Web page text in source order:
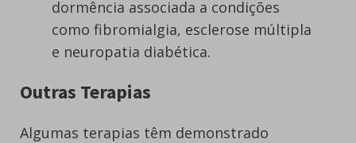
dormência associada a condições
como fibromialgia, esclerose múltipla
e neuropatia diabética.
Outras Terapias
Algumas terapias têm demonstrado